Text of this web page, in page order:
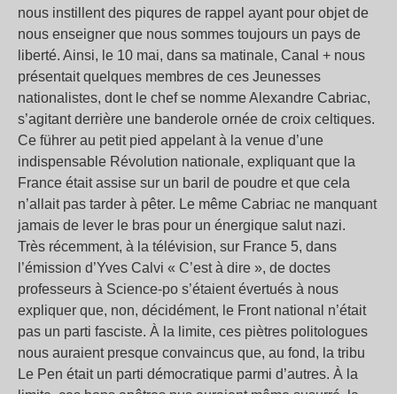
nous instillent des piqures de rappel ayant pour objet de
nous enseigner que nous sommes toujours un pays de
liberté. Ainsi, le 10 mai, dans sa matinale, Canal + nous
présentait quelques membres de ces Jeunesses
nationalistes, dont le chef se nomme Alexandre Cabriac,
s’agitant derrière une banderole ornée de croix celtiques.
Ce führer au petit pied appelant à la venue d’une
indispensable Révolution nationale, expliquant que la
France était assise sur un baril de poudre et que cela
n’allait pas tarder à pêter. Le même Cabriac ne manquant
jamais de lever le bras pour un énergique salut nazi.
Très récemment, à la télévision, sur France 5, dans
l’émission d’Yves Calvi « C’est à dire », de doctes
professeurs à Science-po s’étaient évertués à nous
expliquer que, non, décidément, le Front national n’était
pas un parti fasciste. À la limite, ces piètres politologues
nous auraient presque convaincus que, au fond, la tribu
Le Pen était un parti démocratique parmi d’autres. À la